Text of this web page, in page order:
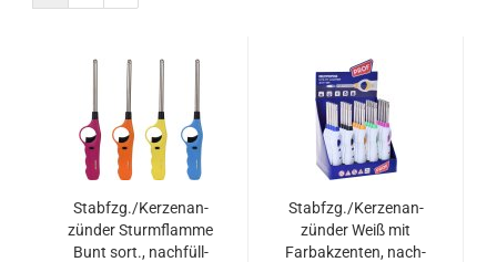
Stab­fzg./Ker­zen­an­
zün­der Sturm­flam­me
Bunt sort., nach­füll­
Stab­fzg./Ker­zen­an­
zün­der Weiß mit
Farb­ak­zen­ten, nach­